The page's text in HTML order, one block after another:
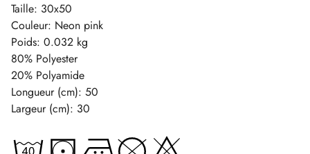
Taille: 30x50
Couleur: Neon pink
Poids: 0.032 kg
80% Polyester
20% Polyamide
Longueur (cm): 50
Largeur (cm): 30